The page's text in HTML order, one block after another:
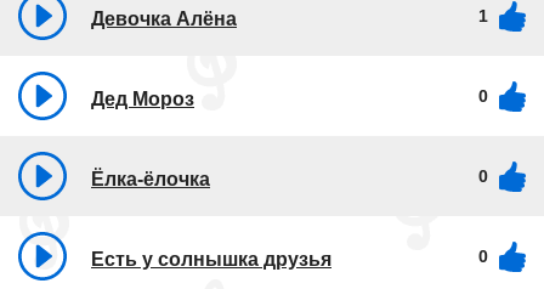
Девочка Алёна 1
Дед Мороз 0
Ёлка-ёлочка 0
Есть у солнышка друзья 0